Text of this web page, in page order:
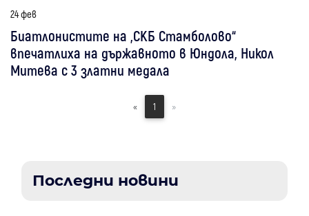
24 фев
Биатлонистите на „СКБ Стамболово“
впечатлиха на държавното в Юндола, Никол
Митева с 3 златни медала
« 1 »
Последни новини